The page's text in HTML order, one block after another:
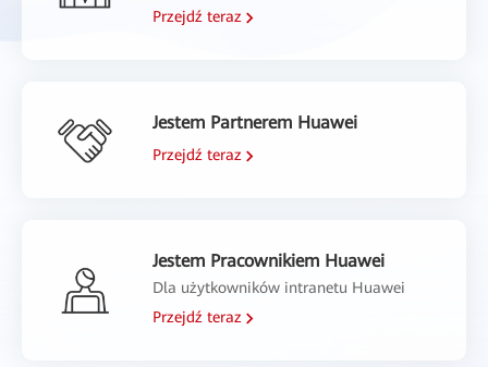
Przejdź teraz
Jestem Partnerem Huawei
Przejdź teraz
Jestem Pracownikiem Huawei
Dla użytkowników intranetu Huawei
Przejdź teraz